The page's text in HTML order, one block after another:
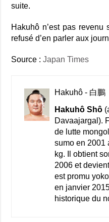
suite.
Hakuhô n’est pas
refusé d’en parler aux
Source :Japan Times
Hakuhô - 白鵬
Hakuhô Shô
Davaajargal).
de lutte
sumo en 2001
kg. Il obtient
2006 et
est promu
en janvier
historique du